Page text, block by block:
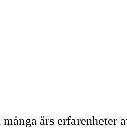
års erfarenheter